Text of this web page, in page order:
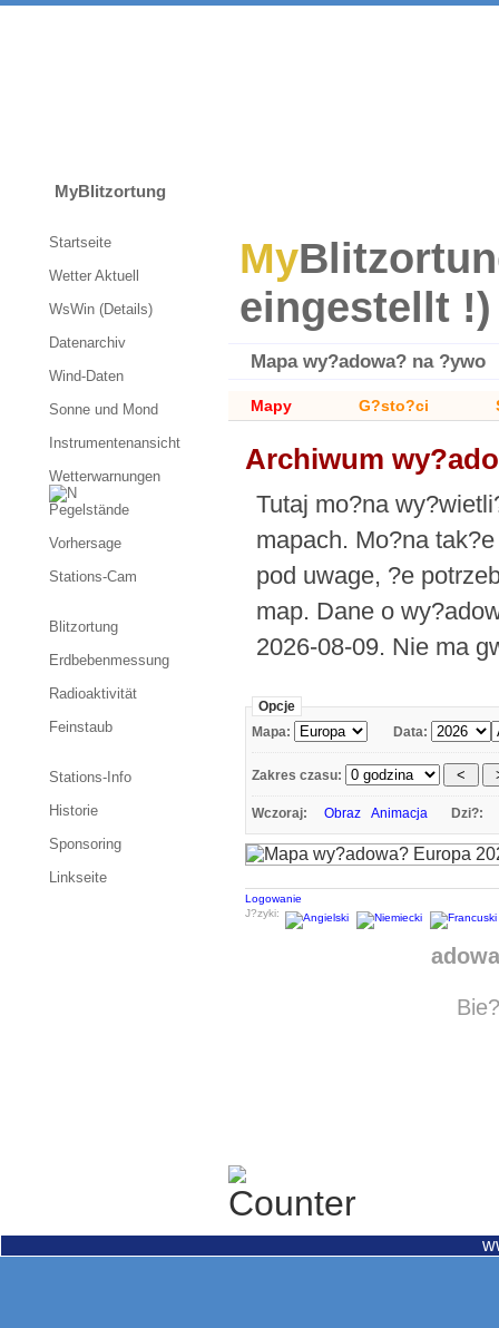
MyBlitzortung
My
eingestellt !)
Mapa wy?adowa? na ?ywo
Mapy G?sto?ci
Archiwum
Tutaj mo?na
mapach. Mo?na
pod uwage, ?e
map. Dane o
2026-08-09. Nie ma
Opcje
Mapa:
Data:
Zakres czasu:
Wczoraj: Obraz Animacja Dzi?:
Logowanie
J?zyki:
Startseite
Wetter Aktuell
WsWin (Details)
Datenarchiv
Wind-Daten
Sonne und Mond
Instrumentenansicht
Wetterwarnungen
Pegelstände
Vorhersage
Stations-Cam
Blitzortung
Erdbebenmessung
Radioaktivität
Feinstaub
Stations-Info
Historie
Sponsoring
Linkseite